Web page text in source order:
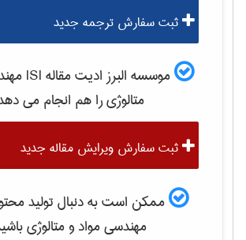
ثبت سفارش ترجمه جدید
موسسه البرز ادیت مقاله ISI
متالوژیرا هم انجام می
ثبت سفارش ویرایش مقاله جدید
ممکن است به دنبال تولید
مهندسی مواد و متالوژی